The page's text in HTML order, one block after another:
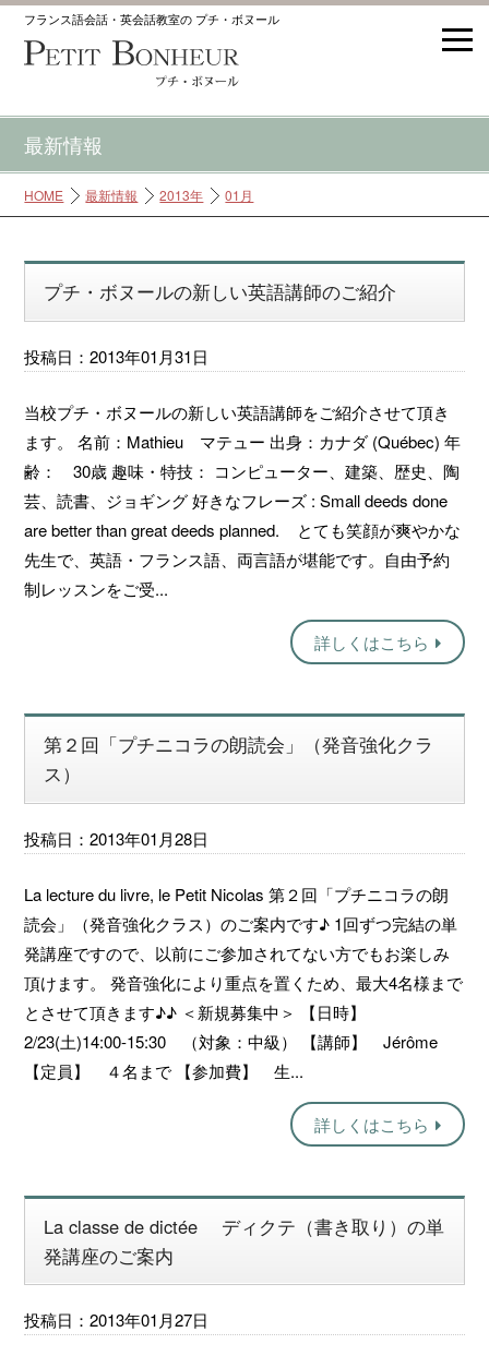
フランス語会話・英会話教室の プチ・ボヌール
最新情報
HOME 最新情報 2013年 01月
プチ・ボヌールの新しい英語講師のご紹介
投稿日：2013年01月31日
当校プチ・ボヌールの新しい英語講師をご紹介させて頂き
ます。 名前：Mathieu マテュー 出身：カナダ (Québec) 年
齢： 30歳 趣味・特技： コンピューター、建築、歴史、陶
芸、読書、ジョギング 好きなフレーズ : Small deeds done
are better than great deeds planned. とても笑顔が爽やかな
先生で、英語・フランス語、両言語が堪能です。自由予約
制レッスンをご受...
詳しくはこちら
第２回「プチニコラの朗読会」（発音強化クラ
ス）
投稿日：2013年01月28日
La lecture du livre, le Petit Nicolas 第２回「プチニコラの朗
読会」（発音強化クラス）のご案内です♪ 1回ずつ完結の単
発講座ですので、以前にご参加されてない方でもお楽しみ
頂けます。 発音強化により重点を置くため、最大4名様まで
とさせて頂きます♪♪ ＜新規募集中＞ 【日時】
2/23(土)14:00-15:30 （対象：中級） 【講師】 Jérôme
【定員】 ４名まで 【参加費】 生...
詳しくはこちら
La classe de dictée ディクテ（書き取り）の単
発講座のご案内
投稿日：2013年01月27日